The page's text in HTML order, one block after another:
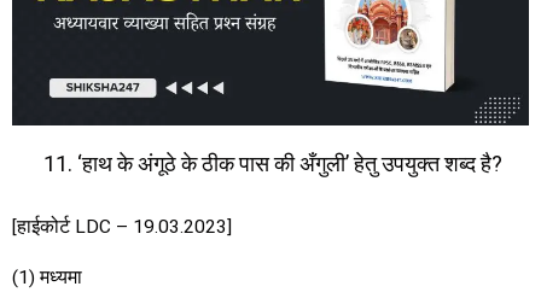
‘हाथ के अंगूठे के ठीक पास की अँगुली’ हेतु उपयुक्त शब्द है?
[हाईकोर्ट LDC – 19.03.2023]
(1) मध्यमा